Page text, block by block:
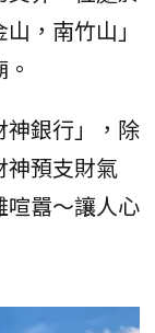
，南竹山」
神銀行」，除
神預支財氣
喧囂～讓人心